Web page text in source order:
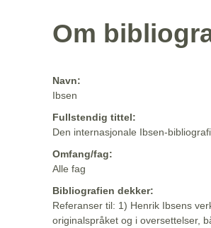
Om
Navn:
Ibsen
Fullstendig tittel:
Den internasjonale Ibsen-
Omfang/fag:
Alle fag
Bibliografien dekker:
Referanser til: 1) Henrik Ibsens
originalspråket og i oversettelser,